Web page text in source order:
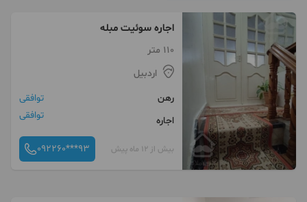
اجاره سوئیت مبله
110 متر
اردبیل
رهن
توافقی
اجاره
توافقی
بیش از 12 ماه پیش 092260***93